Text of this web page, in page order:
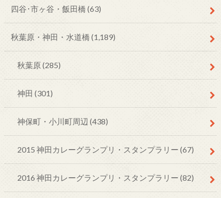
四谷･市ヶ谷・飯田橋 (63)
秋葉原・神田・水道橋 (1,189)
秋葉原 (285)
神田 (301)
神保町・小川町周辺 (438)
2015 神田カレーグランプリ・スタンプラリー (67)
2016 神田カレーグランプリ・スタンプラリー (82)